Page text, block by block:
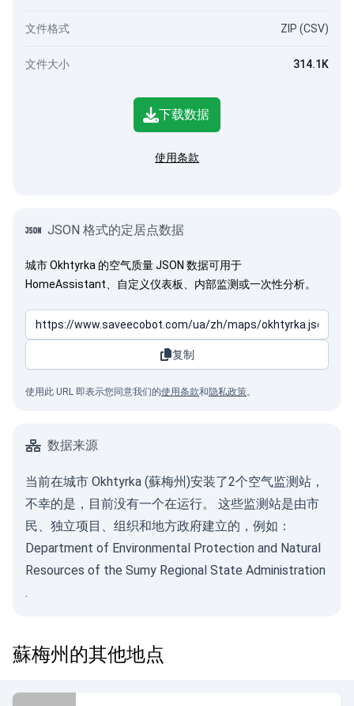
文件格式 ZIP (CSV)
文件大小 314.1K
下载数据
使用条款
JSON 格式的定居点数据
城市 Okhtyrka 的空气质量 JSON 数据可用于
HomeAssistant、自定义仪表板、内部监测或一次性分析。
复制
使用此 URL 即表示您同意我们的使用条款和隐私政策。
数据来源
当前在城市 Okhtyrka (蘇梅州)安装了2个空气监测站，
不幸的是，目前没有一个在运行。 这些监测站是由市
民、独立项目、组织和地方政府建立的，例如：
Department of Environmental Protection and Natural
Resources of the Sumy Regional State Administration
.
蘇梅州的其他地点